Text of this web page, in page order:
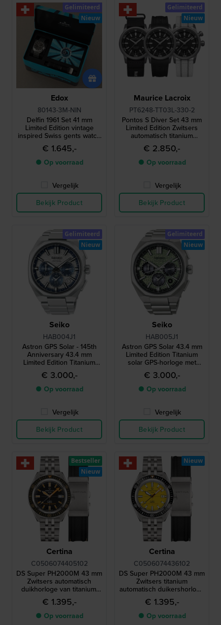
Edox
80143-3M-NIN
Delfin 1961 Set 41 mm
Limited Edition vintage
inspired Swiss gents watch
with extra leather strap
€ 1.645,-
● Op voorraad
Vergelijk
Bekijk Product
Gelimiteerd
Nieuw
Maurice Lacroix
PT6248-TT03L-330-2
Pontos S Diver Set 43 mm
Limited Edition Zwitsers
automatisch titanium
duikershorloge, inclusief
twee extra bandjes
€ 2.850,-
● Op voorraad
Vergelijk
Bekijk Product
Gelimiteerd
Nieuw
Seiko
HAB004J1
Astron GPS Solar - 145th
Anniversary 43.4 mm
Limited Edition Titanium
solar GPS-horloge met
dubbele tijdsaanduiding
€ 3.000,-
● Op voorraad
Vergelijk
Bekijk Product
Gelimiteerd
Nieuw
Seiko
HAB005J1
Astron GPS Solar 43.4 mm
Limited Edition Titanium
solar GPS-horloge met
dubbele tijdsaanduiding
€ 3.000,-
● Op voorraad
Vergelijk
Bekijk Product
Gelimiteerd
Nieuw
Certina
C0506074405102
DS Super PH2000M 43 mm
Zwitsers automatisch
duikhorloge van titanium,
waterdicht tot 200 atm, met
keramische lunette
€ 1.395,-
● Op voorraad
Bestseller
Nieuw
Certina
C0506074436102
DS Super PH2000M 43 mm
Zwitsers titanium
automatisch duikershorloge
met een waterdichtheid van
200 ATM en een extra
rubberen band
€ 1.395,-
● Op voorraad
Nieuw